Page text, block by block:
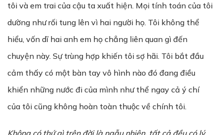
tôi và em trai của cậu ta xuất hiện. Mọi tính toán của tôi
dường như rối tung lên vì hai người họ. Tôi không thể
hiểu, vốn dĩ hai anh em họ chẳng liên quan gì đến
chuyện này. Sự trùng hợp khiến tôi sợ hãi. Tôi bắt đầu
cảm thấy có một bàn tay vô hình nào đó đang điều
khiển những nước đi của mình như thể ngay cả ý chí
của tôi cũng không hoàn toàn thuộc về chính tôi.
Không có thứ gì trên đời là ngẫu nhiên, tất cả đều có lý